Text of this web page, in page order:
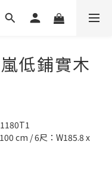
低鋪實木
cm / 6尺：W185.8 x